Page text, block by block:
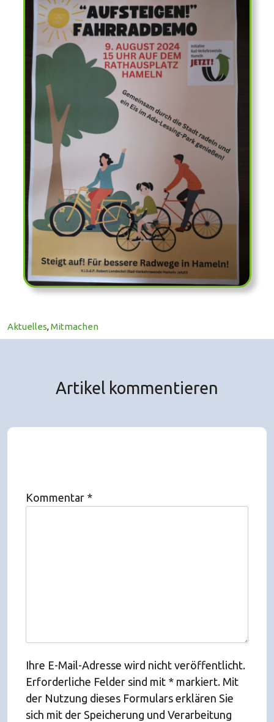
Aktuelles,Mitmachen
Artikel kommentieren
Kommentar *
Ihre E-Mail-Adresse wird nicht veröffentlicht.
Erforderliche Felder sind mit * markiert. Mit
der Nutzung dieses Formulars erklären Sie
sich mit der Speicherung und Verarbeitung